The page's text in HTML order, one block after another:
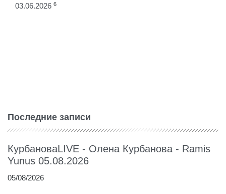
03.06.2026 6
Последние записи
КурбановаLIVE - Олена Курбанова - Ramis
Yunus 05.08.2026
05/08/2026